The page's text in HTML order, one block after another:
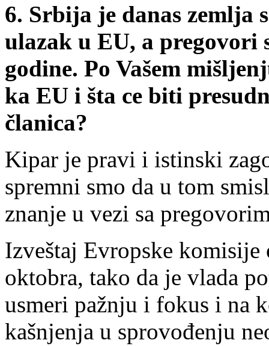
6. Srbija je danas zemlja
ulazak u EU, a pregovori
godine. Po Vašem
ka EU i šta ce biti
članica?
Kipar je pravi i istinski
spremni smo da u tom
znanje u vezi sa
Izveštaj Evropske
oktobra, tako da je vlada
usmeri pažnju i fokus i na
kašnjenja u sprovođenju